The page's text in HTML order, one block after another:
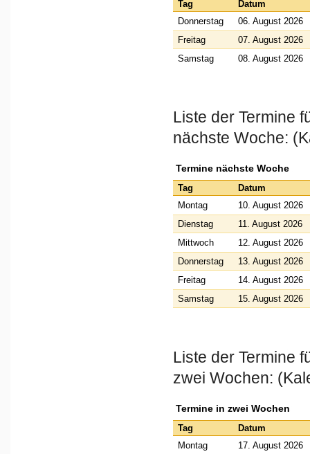
Tag
Datum
Donnerstag
06. August 2026
Freitag
07. August 2026
Samstag
08. August 2026
Liste der Termine
nächste Woche:
Termine nächste Woche
Tag
Datum
Montag
10. August 2026
Dienstag
11. August 2026
Mittwoch
12. August 2026
Donnerstag
13. August 2026
Freitag
14. August 2026
Samstag
15. August 2026
Liste der Termine
zwei Wochen:
Termine in zwei Wochen
Tag
Datum
Montag
17. August 2026